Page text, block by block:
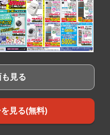
見る
見る(無料)